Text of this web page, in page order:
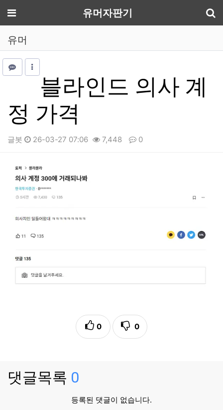
메뉴 유머자판기
유머
블라인드 의사 계
정 가격
글봇 26-03-27 07:06 7,448 0
본문
0 0
댓글목록 0
등록된 댓글이 없습니다.